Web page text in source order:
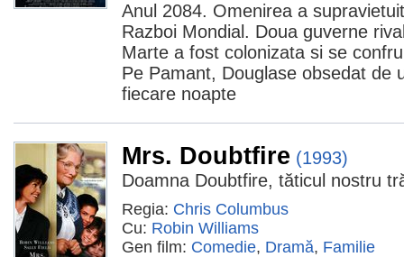
Anul 2084. Omenirea a
Razboi Mondial. Doua guverne
Marte a fost colonizata si se
Pe Pamant, Douglase obsedat de
fiecare noapte
Mrs. Doubtfire (1993)
Doamna Doubtfire, tăticul nostru
Regia: Chris Columbus
Cu: Robin Williams
Gen film: Comedie, Dramă, Familie